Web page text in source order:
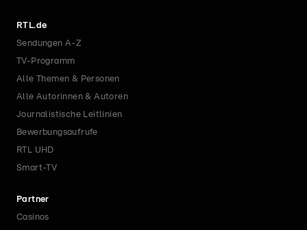
RTL.de
Sendungen A-Z
TV-Programm
Alle Themen & Personen
Alle Autorinnen & Autoren
Journalistische Leitlinien
Bewerbungsaufrufe
RTL UHD
Smart-TV
Partner
Casinos